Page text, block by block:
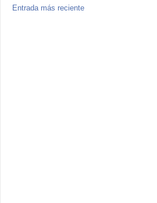
Entrada más reciente